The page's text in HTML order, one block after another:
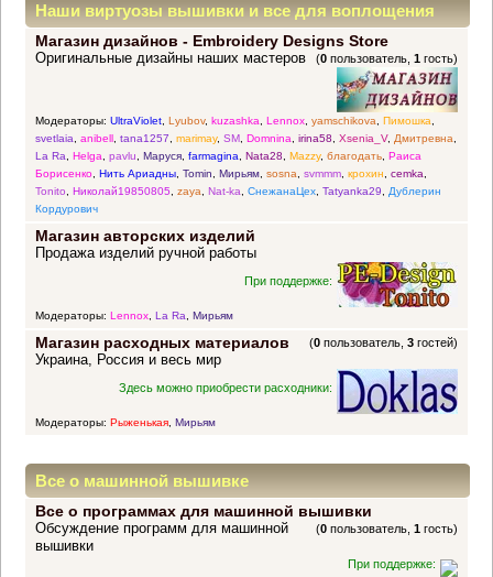
Наши виртуозы вышивки и все для воплощения
прекрасных идей
Магазин дизайнов - Embroidery Designs Store
(0 пользователь,1 гость)
Оригинальные дизайны наших мастеров
Модераторы: UltraViolet, Lyubov, kuzashka, Lennox, yamschikova, Пимошка,
svetlaia, anibell, tana1257, marimay, SM, Domnina, irina58, Xsenia_V, Дмитревна,
La Ra, Helga, pavlu, Маруся, farmagina, Nata28, Mazzy, благодать, Раиса
Борисенко, Нить Ариадны, Tomin, Мирьям, sosna, svmmm, крохин, cemka,
Tonito, Николай19850805, zaya, Nat-ka, СнежанаЦех, Tatyanka29, Дублерин
Кордурович
Магазин авторских изделий
Продажа изделий ручной работы
При поддержке:
Модераторы: Lennox, La Ra, Мирьям
Магазин расходных материалов (0 пользователь,3 гостей)
Украина, Россия и весь мир
Здесь можно приобрести расходники:
Модераторы: Рыженькая, Мирьям
Все о машинной вышивке
Все о программах для машинной вышивки
(0 пользователь,1 гость)
Обсуждение программ для машинной
вышивки
При поддержке: